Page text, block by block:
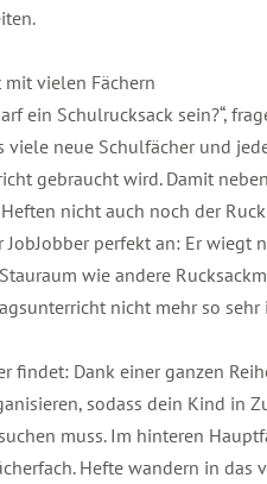
vielen Fächern
ein Schulrucksack sein?“,
viele neue Schulfächer und
gebraucht wird. Damit
nicht auch noch der
JobJobber perfekt an: Er
wie andere
nicht mehr so sehr
findet: Dank einer ganzen
sodass dein Kind in
muss. Im hinteren
Hefte wandern in das